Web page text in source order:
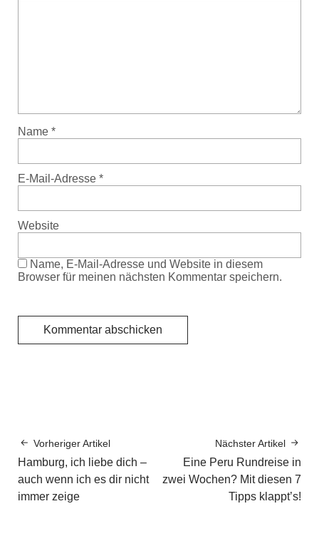
Name *
E-Mail-Adresse *
Website
Name, E-Mail-Adresse und Website in diesem
Browser für meinen nächsten Kommentar speichern.
Vorheriger Artikel
Hamburg, ich liebe dich –
auch wenn ich es dir nicht
immer zeige
Nächster Artikel
Eine Peru Rundreise in
zwei Wochen? Mit diesen 7
Tipps klappt’s!